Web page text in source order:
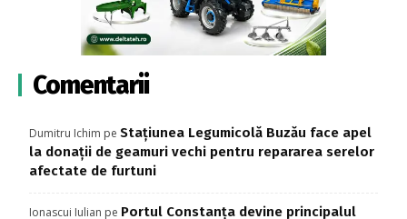
Comentarii
Dumitru Ichim pe Stațiunea Legumicolă Buzău face apel
la donații de geamuri vechi pentru repararea serelor
afectate de furtuni
Ionascui Iulian pe Portul Constanța devine principalul